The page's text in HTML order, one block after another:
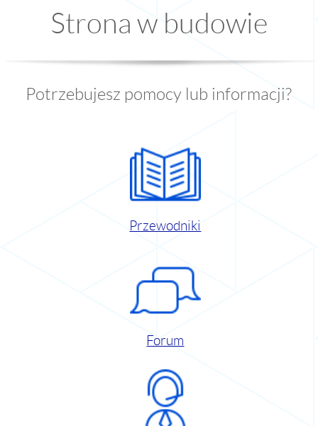
Strona w budowie
Potrzebujesz pomocy lub informacji?
Przewodniki
Forum